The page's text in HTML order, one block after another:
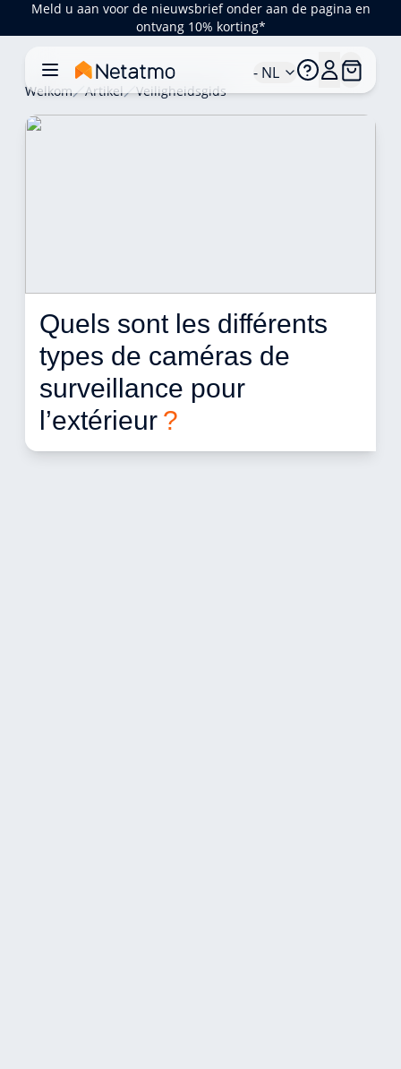
Meld u aan voor de nieuwsbrief onder aan de pagina en
ontvang 10% korting*
- NL
Welkom Artikel Veiligheidsgids
Quels sont les différents
types de caméras de
surveillance pour
l’extérieur ?